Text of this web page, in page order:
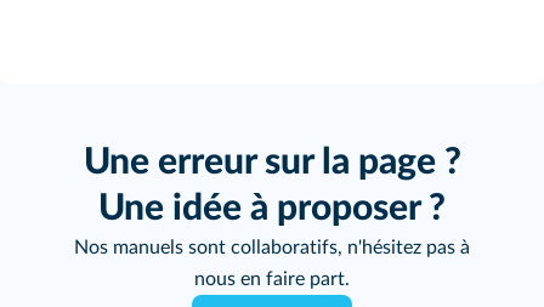
Une erreur sur la page ?
Une idée à proposer ?
Nos manuels sont collaboratifs, n'hésitez pas à
nous en faire part.